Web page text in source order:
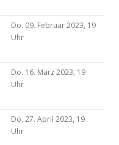
Do. 09. Februar 2023, 19
Uhr
Do. 16. März 2023, 19
Uhr
Do. 27. April 2023, 19
Uhr